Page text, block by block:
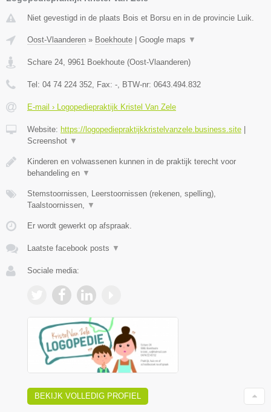
Niet gevestigd in de plaats Bois et Borsu en in de provincie Luik.
Oost-Vlaanderen » Boekhoute | Google maps ▼
Schare 24 9961 Boekhoute (Oost-Vlaanderen)
Tel: 04 74 224 352 , Fax: - , BTW-nr: 0643.494.832
E-mail › Logopediepraktijk Kristel Van Zele
Website: https://logopediepraktijkkristelvanzele.business.site |
Screenshot ▼
Kinderen en volwassenen kunnen in de praktijk terecht voor
behandeling en ▼
Stemstoornissen, Leerstoornissen (rekenen, spelling),
Taalstoornissen,
▼
Er wordt gewerkt op afspraak.
Laatste facebook posts ▼
Sociale media:
BEKIJK VOLLEDIG PROFIEL